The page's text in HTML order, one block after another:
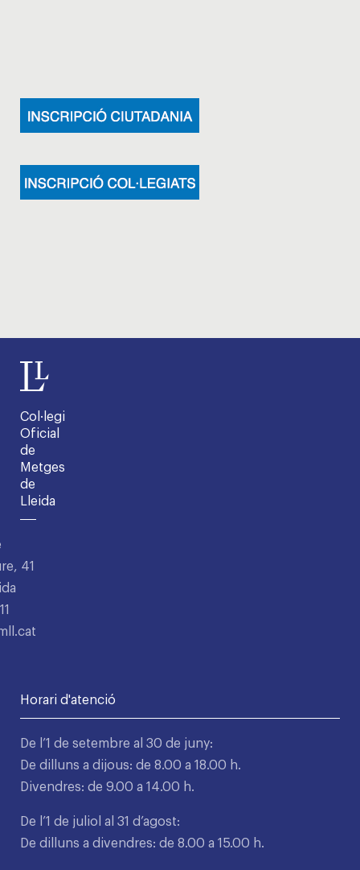
Col·legi
Oficial
de
Metges
de
Lleida
41
Horari d'atenció
De l’1 de setembre al 30 de juny:
De dilluns a dijous: de 8.00 a 18.00 h.
Divendres: de 9.00 a 14.00 h.
De l’1 de juliol al 31 d’agost:
De dilluns a divendres: de 8.00 a 15.00 h.